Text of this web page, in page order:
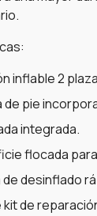
inflable 2
de pie
integrada.
flocada
de desinflado
kit de